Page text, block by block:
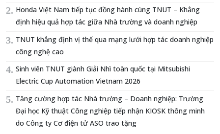
Honda Việt Nam tiếp tục đồng hành cùng TNUT – Khẳng
định hiệu quả hợp tác giữa Nhà trường và doanh nghiệp
TNUT khẳng định vị thế qua mạng lưới hợp tác doanh nghiệp
công nghệ cao
Sinh viên TNUT giành Giải Nhì toàn quốc tại Mitsubishi
Electric Cup Automation Vietnam 2026
Tăng cường hợp tác Nhà trường – Doanh nghiệp: Trường
Đại học Kỹ thuật Công nghiệp tiếp nhận KIOSK thông minh
do Công ty Cơ điện tử ASO trao tặng